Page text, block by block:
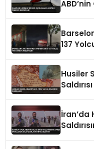
137
Husiler
İran’da